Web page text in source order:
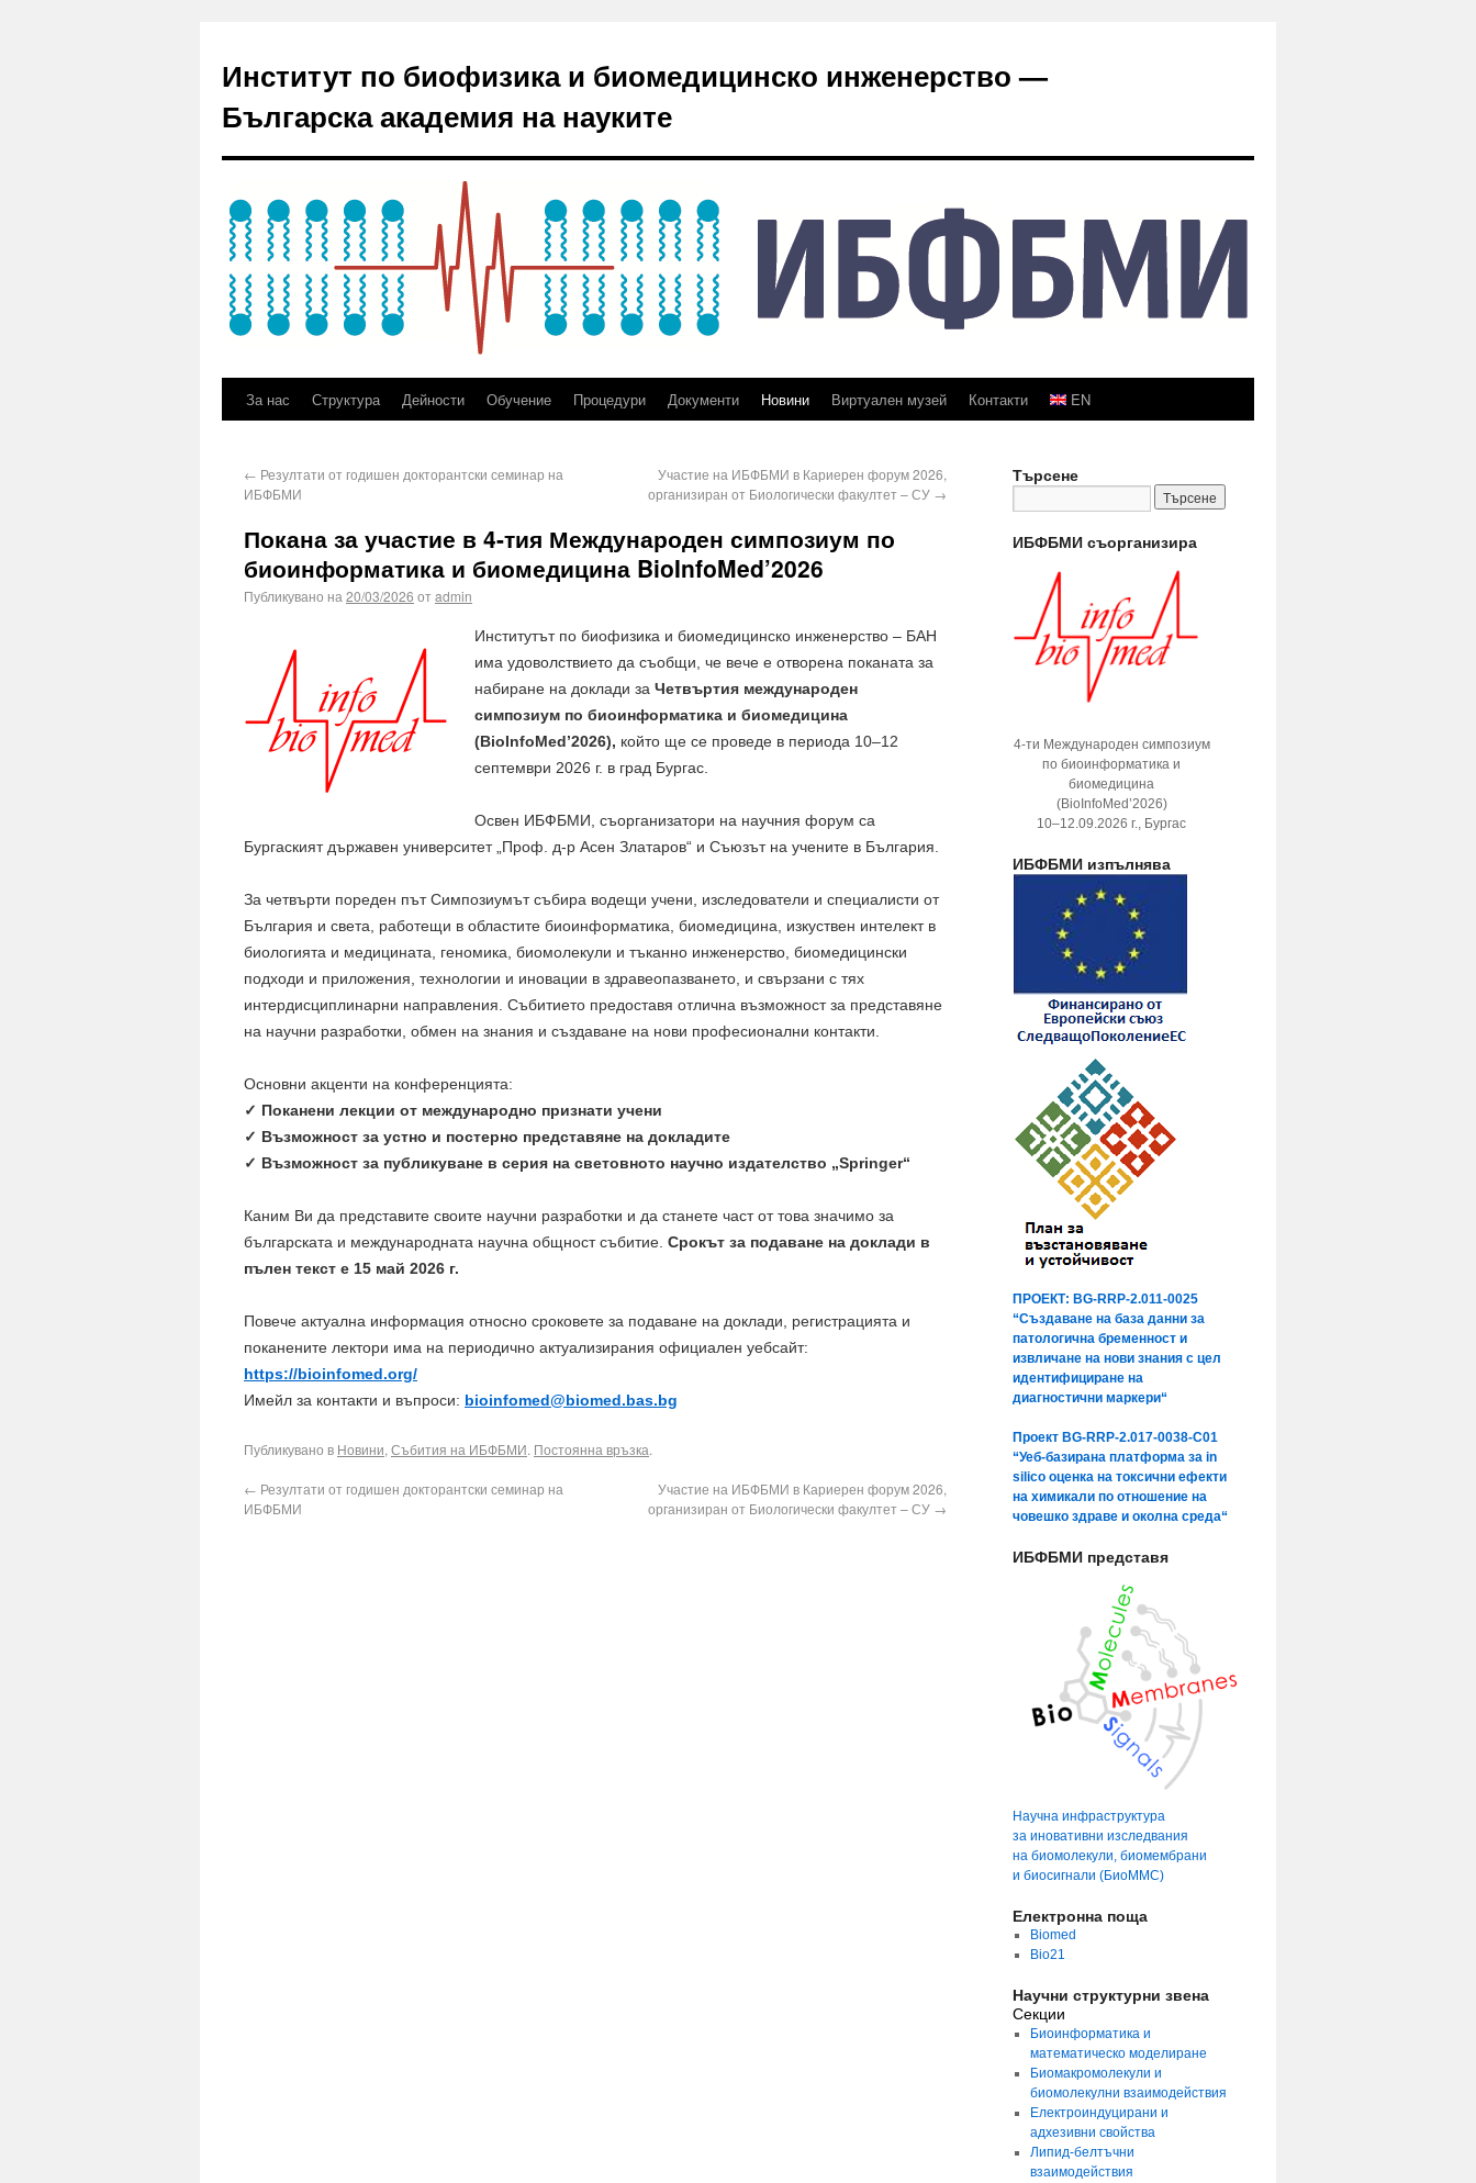
Институт по биофизика и биомедицинско инженерство —
Българска академия на науките
За нас Структура Дейности Обучение Процедури Документи Новини Виртуален музей Контакти EN
← Резултати от годишен докторантски семинар на
ИБФБМИ
Участие на ИБФБМИ в Кариерен форум 2026,
организиран от Биологически факултет – СУ →
Покана за участие в 4-тия Международен симпозиум по
биоинформатика и биомедицина BioInfoMed’2026
Публикувано на 20/03/2026 отadmin
Институтът по биофизика и биомедицинско инженерство – БАН
има удоволствието да съобщи, че вече е отворена поканата за
набиране на доклади за Четвъртия международен
симпозиум по биоинформатика и биомедицина
(BioInfoMed’2026), който ще се проведе в периода 10–12
септември 2026 г. в град Бургас.
Освен ИБФБМИ, съорганизатори на научния форум са
Бургаският държавен университет „Проф. д-р Асен Златаров“ и Съюзът на учените в България.
За четвърти пореден път Симпозиумът събира водещи учени, изследователи и специалисти от
България и света, работещи в областите биоинформатика, биомедицина, изкуствен интелект в
биологията и медицината, геномика, биомолекули и тъканно инженерство, биомедицински
подходи и приложения, технологии и иновации в здравеопазването, и свързани с тях
интердисциплинарни направления. Събитието предоставя отлична възможност за представяне
на научни разработки, обмен на знания и създаване на нови професионални контакти.
Основни акценти на конференцията:
✓ Поканени лекции от международно признати учени
✓ Възможност за устно и постерно представяне на докладите
✓ Възможност за публикуване в серия на световното научно издателство „Springer“
Каним Ви да представите своите научни разработки и да станете част от това значимо за
българската и международната научна общност събитие. Срокът за подаване на доклади в
пълен текст е 15 май 2026 г.
Повече актуална информация относно сроковете за подаване на доклади, регистрацията и
поканените лектори има на периодично актуализирания официален уебсайт:
https://bioinfomed.org/
Имейл за контакти и въпроси: bioinfomed@biomed.bas.bg
Публикувано в Новини, Събития на ИБФБМИ. Постоянна връзка.
← Резултати от годишен докторантски семинар на
ИБФБМИ
Участие на ИБФБМИ в Кариерен форум 2026,
организиран от Биологически факултет – СУ →
Търсене
ИБФБМИ съорганизира
4-ти Международен симпозиум
по биоинформатика и
биомедицина
(BioInfoMed’2026)
10–12.09.2026 г., Бургас
ИБФБМИ изпълнява
ПРОЕКТ: BG-RRP-2.011-0025
“Създаване на база данни за
патологична бременност и
извличане на нови знания с цел
идентифициране на
диагностични маркери“
Проект BG-RRP-2.017-0038-C01
“Уеб-базирана платформа за in
silico оценка на токсични ефекти
на химикали по отношение на
човешко здраве и околна среда“
ИБФБМИ представя
Научна инфраструктура
за иновативни изследвания
на биомолекули, биомембрани
и биосигнали (БиоММС)
Електронна поща
Biomed
Bio21
Научни структурни звена
Секции
Биоинформатика и
математическо моделиране
Биомакромолекули и
биомолекулни взаимодействия
Електроиндуцирани и
адхезивни свойства
Липид-белтъчни
взаимодействия